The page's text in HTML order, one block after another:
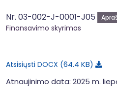
Nr. 03-002-J-0001-J05
Finansavimo skyrimas
Atsisiųsti DOCX 64.4 KB
Atnaujinimo data: 2025 m.